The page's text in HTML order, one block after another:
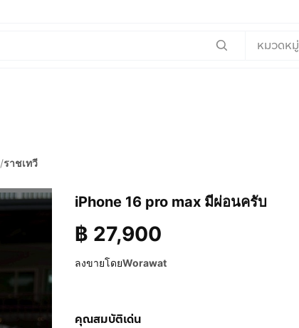
หมวดหมู่
/ราชเทวี
iPhone 16 pro max มีผ่อนครับ
฿ 27,900
ลงขายโดยWorawat
คุณสมบัติเด่น